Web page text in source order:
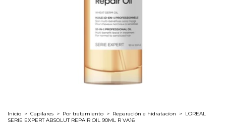
Inicio > Capilares > Por tratamiento > Reparación e hidratacíon > LOREAL
SERIE EXPERT ABSOLUT REPAIR OIL 90ML R VA16